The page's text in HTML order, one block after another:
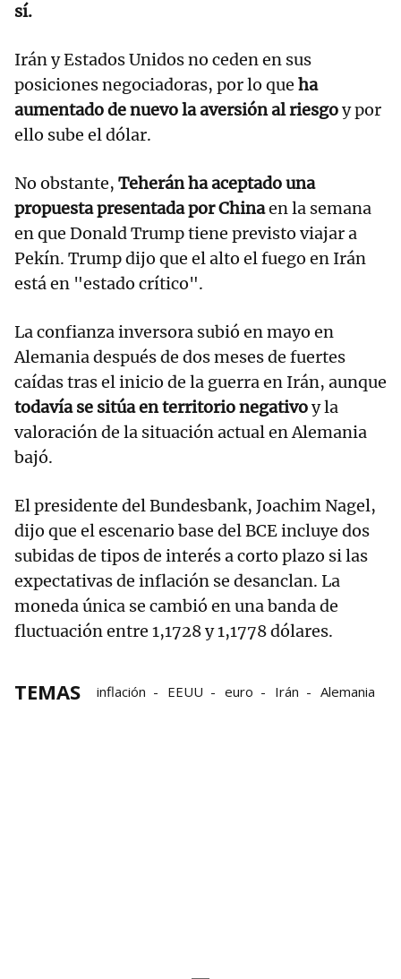
sí.
Irán y Estados Unidos no ceden en sus
posiciones negociadoras, por lo que ha
aumentado de nuevo la aversión al riesgoy por
ello sube el dólar.
No obstante, Teherán ha aceptado una
propuesta presentada por Chinaen la semana
en que Donald Trump tiene previsto viajar a
Pekín. Trump dijo que el alto el fuego en Irán
está en "estado crítico".
La confianza inversora subió en mayo en
Alemania después de dos meses de fuertes
caídas tras el inicio de la guerra en Irán, aunque
todavía se sitúa en territorio negativoy la
valoración de la situación actual en Alemania
bajó.
El presidente del Bundesbank, Joachim Nagel,
dijo que el escenario base del BCE incluye dos
subidas de tipos de interés a corto plazo si las
expectativas de inflación se desanclan. La
moneda única se cambió en una banda de
fluctuación entre 1,1728 y 1,1778 dólares.
TEMAS inflación EEUU euro Irán Alemania